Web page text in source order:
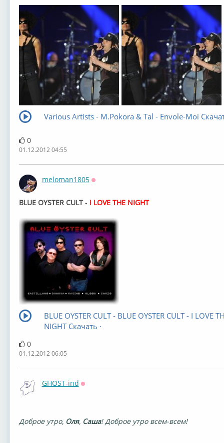
Various Artists - M.Pokora & Tal - Envole-Moi
0
01.12.2012 04:55
meloman1805
BLUE OYSTER CULT- I LOVE THE NIGHT
BLUE OYSTER CULT - BLUE OYSTER CULT - I LOVE
NIGHT Скачать ·
0
01.12.2012 06:05
GHOST-ind
Доброе утро, Оля, Саша! Доброе утро всем-всем!